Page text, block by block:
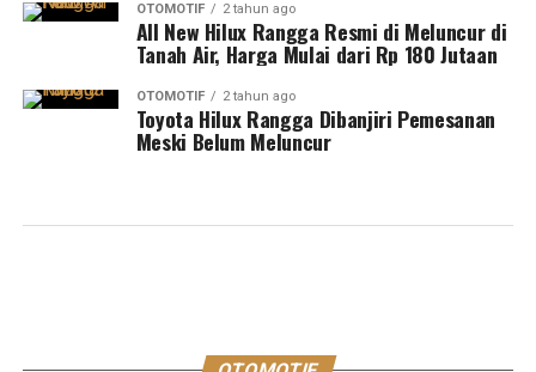
OTOMOTIF 2 tahun ago
All New Hilux Rangga Resmi di Meluncur di
Tanah Air, Harga Mulai dari Rp 180 Jutaan
OTOMOTIF 2 tahun ago
Toyota Hilux Rangga Dibanjiri Pemesanan
Meski Belum Meluncur